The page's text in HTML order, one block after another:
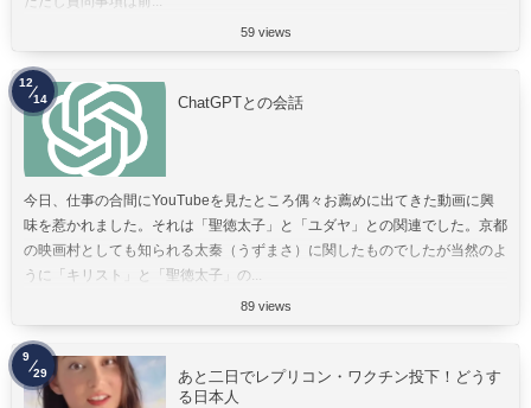
59 views
ChatGPTとの会話
今日、仕事の合間にYouTubeを見たところ偶々お薦めに出てきた動画に興
味を惹かれました。それは「聖徳太子」と「ユダヤ」との関連でした。京都
の映画村としても知られる太秦（うずまさ）に関したものでしたが当然のよ
うに「キリスト」と「聖徳太子」の...
89 views
12
14
あと二日でレプリコン・ワクチン投下！どうす
る日本人
9
29